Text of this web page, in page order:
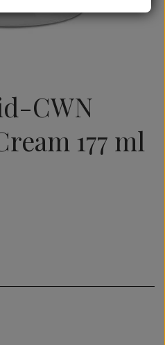
CWN
177 ml